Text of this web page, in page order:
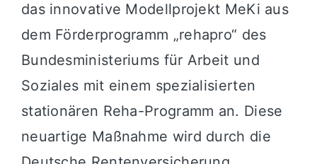
das innovative Modellprojekt MeKi aus
dem Förderprogramm „rehapro“ des
Bundesministeriums für Arbeit und
Soziales mit einem spezialisierten
stationären Reha-Programm an. Diese
neuartige Maßnahme wird durch die